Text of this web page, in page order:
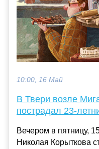
10:00, 16 Май
В Твери возле
пострадал 23-
Вечером в пятницу,
Николая Корыткова